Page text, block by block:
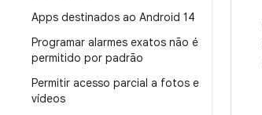
Apps destinados ao Android 14
Programar alarmes exatos não é
permitido por padrão
Permitir acesso parcial a fotos e
vídeos